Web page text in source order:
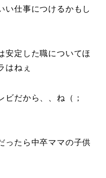
い仕事につけるかもし
安定した職についてほ
はねぇ
ビだから、、ね（；
ったら中卒ママの子供